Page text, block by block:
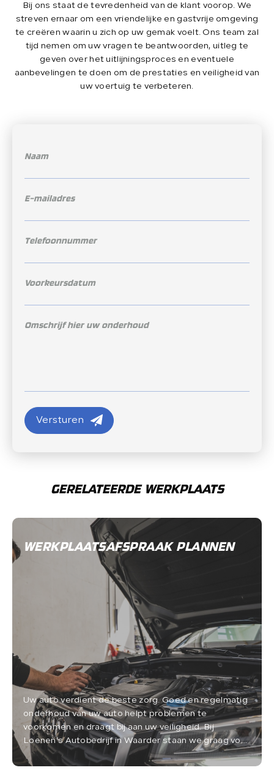
Bij ons staat de tevredenheid van de klant voorop. We
streven ernaar om een ​​vriendelijke en gastvrije omgeving
te creëren waarin u zich op uw gemak voelt. Ons team zal
tijd nemen om uw vragen te beantwoorden, uitleg te
geven over het uitlijningsproces en eventuele
aanbevelingen te doen om de prestaties en veiligheid van
uw voertuig te verbeteren.
Versturen
GERELATEERDE WERKPLAATS
WERKPLAATSAFSPRAAK PLANNEN
Uw auto verdient de beste zorg. Goed en regelmatig
onderhoud van uw auto helpt problemen te
voorkomen en draagt bij aan uw veiligheid. Bij
Loenen's Autobedrijf in Waarder staan we graag voor
u klaar.